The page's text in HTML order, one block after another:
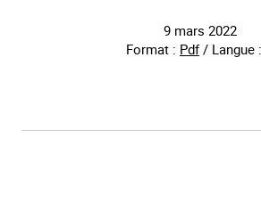
9 mars 2022
Format : Pdf/ Langue